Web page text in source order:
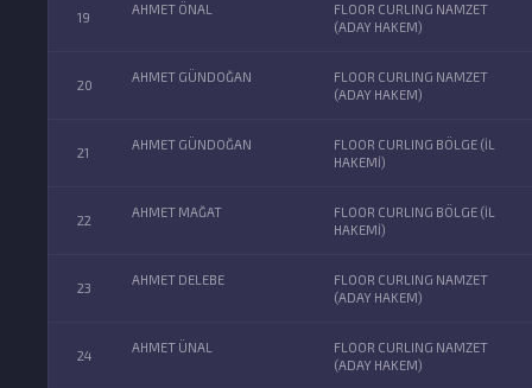
19
AHMET ÖNAL
FLOOR CURLING NAMZET
(ADAY HAKEM)
20
AHMET GÜNDOĞAN
FLOOR CURLING NAMZET
(ADAY HAKEM)
21
AHMET GÜNDOĞAN
FLOOR CURLING BÖLGE (İL
HAKEMİ)
22
AHMET MAĞAT
FLOOR CURLING BÖLGE (İL
HAKEMİ)
23
AHMET DELEBE
FLOOR CURLING NAMZET
(ADAY HAKEM)
24
AHMET ÜNAL
FLOOR CURLING NAMZET
(ADAY HAKEM)